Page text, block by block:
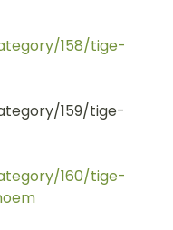
158/tige-
159/tige-
160/tige-